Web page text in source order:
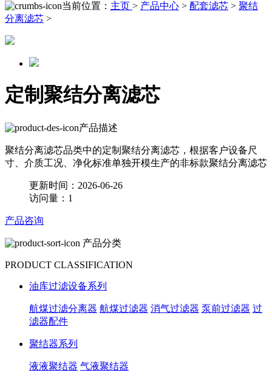
当前位置： 主页 > 产品中心 > 配套滤芯 > 聚结
分离滤芯 >
定制聚结分离滤芯
产品描述
聚结分离滤芯品类中的定制聚结分离滤芯，根据客户设备尺
寸、介质工况、净化标准单独开模生产的非标款聚结分离滤芯
更新时间：2026-06-26
访问量：1
产品咨询
产品分类
PRODUCT CLASSIFICATION
油库过滤设备系列
航煤过滤分离器 航煤过滤器 消气过滤器 泵前过滤器 过
滤器配件
聚结器系列
液液聚结器 气液聚结器